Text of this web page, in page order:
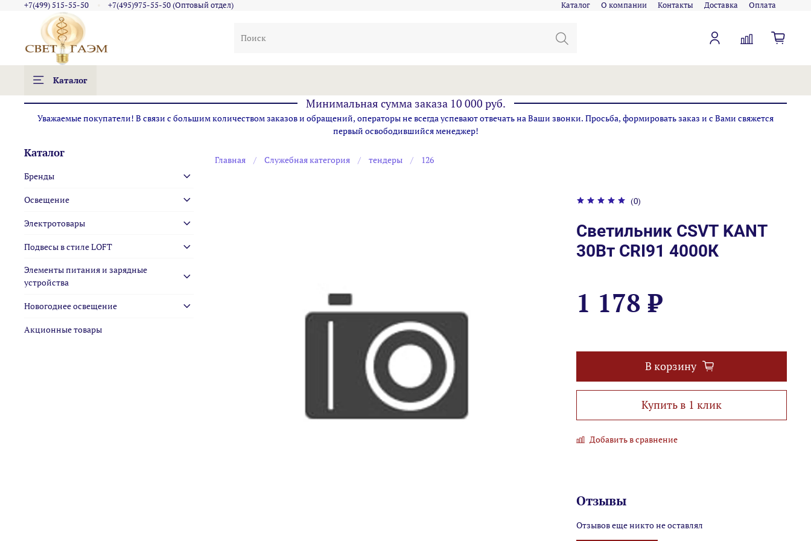
Каталог О компании Контакты Доставка Оплата
+7(499) 515-55-50 +7(495)975-55-50 (Оптовый отдел)
Каталог
Минимальная сумма заказа 10 000 руб.
Уважаемые покупатели! В связи с большим количеством заказов и обращений, операторы не всегда успевают отвечать на Ваши звонки. Просьба, формировать заказ и с Вами свяжется
первый освободившийся менеджер!
Главная Служебная категория тендеры 126
(0)
Светильник CSVT KANT
30Вт CRI91 4000К
1 178 ₽
В корзину
Купить в 1 клик
Добавить в сравнение
Отзывы
Отзывов еще никто не оставлял
Каталог
Бренды
Освещение
Электротовары
Подвесы в стиле LOFT
Элементы питания и зарядные
устройства
Новогоднее освещение
Акционные товары